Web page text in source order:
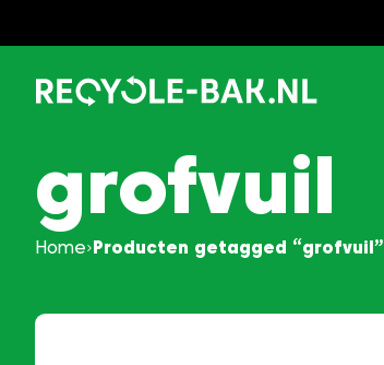
content
grofvuil
Home Producten getagged “grofvuil”